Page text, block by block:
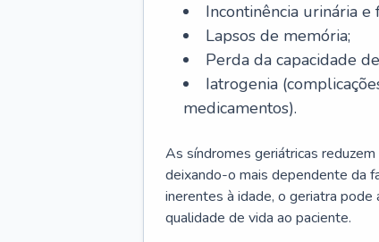
Incontinência urinária e
Lapsos de memória;
Perda da capacidade
Iatrogenia
medicamentos).
As síndromes geriátricas
deixando-o mais dependente da
inerentes à idade, o geriatra
qualidade de vida ao paciente.